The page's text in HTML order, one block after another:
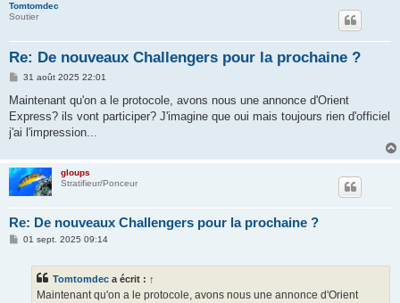
Tomtomdec
Soutier
Re: De nouveaux Challengers pour la prochaine ?
M
s
a
g
31 août 2025 22:01
Maintenant qu'on a le protocole, avons nous une annonce d'Orient
Express? ils vont participer? J'imagine que oui mais toujours rien d'officiel
j'ai l'impression...
gloups
Stratifieur/Ponceur
Re: De nouveaux Challengers pour la prochaine ?
M01 sept. 2025 09:14
Tomtomdec a écrit : ↑
Maintenant qu'on a le protocole, avons nous une annonce d'Orient